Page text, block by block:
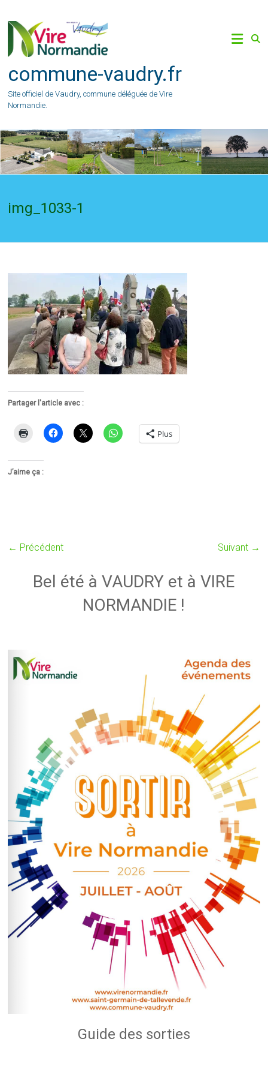
content
commune-vaudry.fr
Site officiel de Vaudry, commune déléguée de Vire
Normandie.
img_1033-1
Partager l'article avec :
Plus
J’aime ça :
← Précédent Suivant →
Bel été à VAUDRY et à VIRE
NORMANDIE !
Guide des sorties